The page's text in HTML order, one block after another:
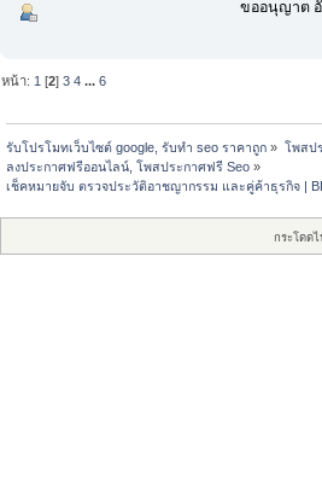
ขออนุญาต
หน้า: 1 [2]3 4 ...6
รับโปรโมทเว็บไซต์ google, รับทำ seo ราคาถูก » โพสป
ลงประกาศฟรีออนไลน์, โพสประกาศฟรี Seo »
เช็คหมายจับ ตรวจประวัติอาชญากรรม และคู่ค้าธุรกิจ |
กระโดด